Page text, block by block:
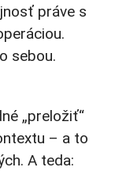
práve s
sebou.
„preložiť“
– a to
A teda: